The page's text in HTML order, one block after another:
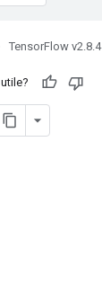
TensorFlow v2.8.4